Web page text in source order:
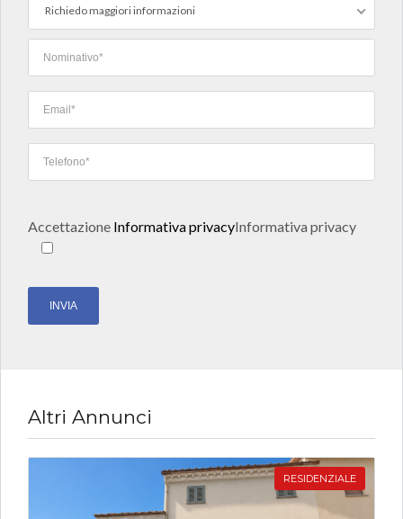
Richiedo maggiori informazioni
Accettazione Informativa privacyInformativa privacy
Altri Annunci
RESIDENZIALE